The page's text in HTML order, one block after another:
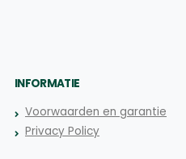
INFORMATIE
Voorwaarden en garantie
Privacy Policy